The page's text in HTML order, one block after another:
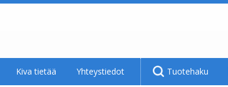
Kiva tietää Yhteystiedot Tuotehaku